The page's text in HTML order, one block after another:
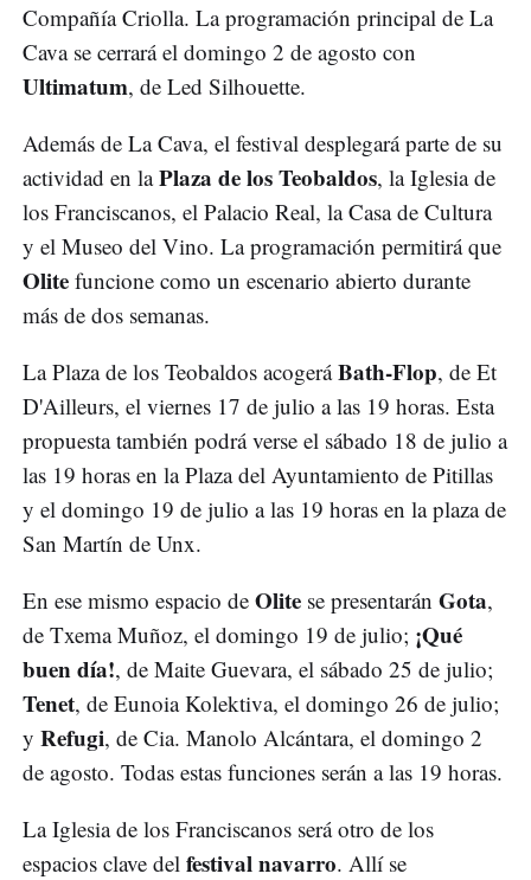
Compañía Criolla. La programación principal de La
Cava se cerrará el domingo 2 de agosto con
Ultimatum, de Led Silhouette.
Además de La Cava, el festival desplegará parte de su
actividad en laPlaza de los Teobaldos, la Iglesia de
los Franciscanos, el Palacio Real, la Casa de Cultura
y el Museo del Vino. La programación permitirá que
Olite funcione como un escenario abierto durante
más de dos semanas.
La Plaza de los Teobaldos acogeráBath-Flop, de Et
D'Ailleurs, el viernes 17 de julio a las 19 horas. Esta
propuesta también podrá verse el sábado 18 de julio a
las 19 horas en la Plaza del Ayuntamiento de Pitillas
y el domingo 19 de julio a las 19 horas en la plaza de
San Martín de Unx.
En ese mismo espacio de Olite se presentarán Gota,
de Txema Muñoz, el domingo 19 de julio; ¡Qué
buen día!, de Maite Guevara, el sábado 25 de julio;
Tenet, de Eunoia Kolektiva, el domingo 26 de julio;
y Refugi, de Cia. Manolo Alcántara, el domingo 2
de agosto. Todas estas funciones serán a las 19 horas.
La Iglesia de los Franciscanos será otro de los
espacios clave del festival navarro. Allí se